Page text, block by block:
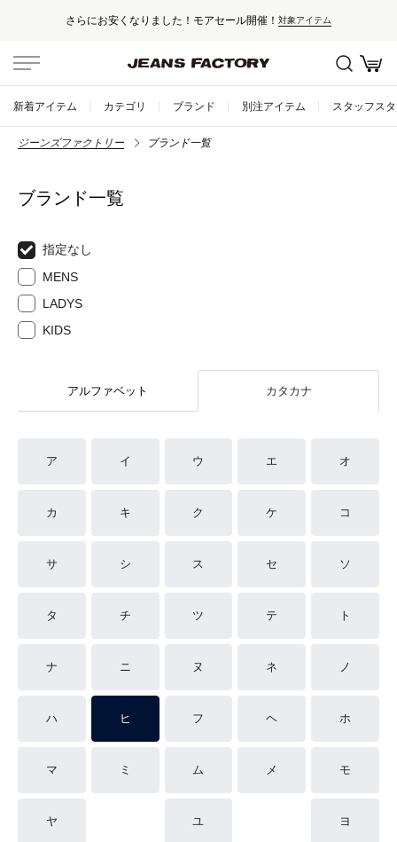
さらにお安くなりました！モアセール開催！ 対象アイテム
新着アイテム カテゴリ ブランド 別注アイテム スタッフス
ジーンズファクトリー ブランド一覧
ブランド一覧
指定なし
MENS
LADYS
KIDS
アルファベット カタカナ
ア イ ウ エ オ
カ キ ク ケ コ
サ シ ス セ ソ
タ チ ツ テ ト
ナ ニ ヌ ネ ノ
ハ ヒ フ ヘ ホ
マ ミ ム メ モ
ヤ ユ ヨ